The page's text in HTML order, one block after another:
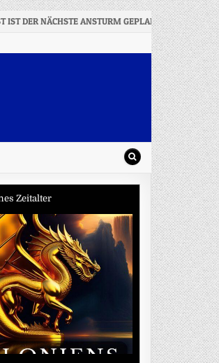
IST DER NÄCHSTE ANSTURM GEPLANT
Zeitalter